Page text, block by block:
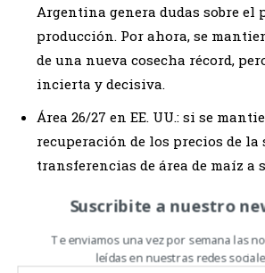
Argentina genera dudas sobre el
producción. Por ahora, se
de una nueva cosecha récord,
incierta y decisiva.
Área 26/27 en EE. UU.: si se
recuperación de los precios de la
transferencias de área de maíz a
«La dinámica del complejo de la soja
dependerá especialmente de tres
Suscribite a nuestro
Te enviamos una vez por semana las
leídas en nuestras redes